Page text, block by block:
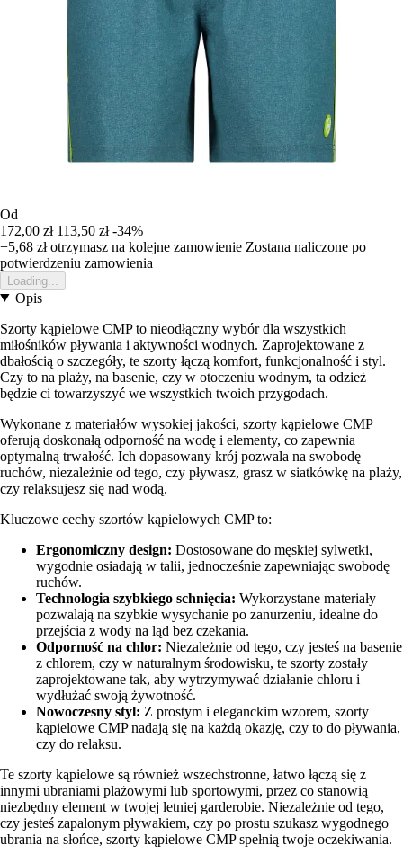
Od
172,00 zł 113,50 zł -34%
+5,68 złotrzymasz na kolejne zamowienie Zostana naliczone po
potwierdzeniu zamowienia
Loading...
Opis
Szorty kąpielowe CMP to nieodłączny wybór dla wszystkich
miłośników pływania i aktywności wodnych. Zaprojektowane z
dbałością o szczegóły, te szorty łączą komfort, funkcjonalność i styl.
Czy to na plaży, na basenie, czy w otoczeniu wodnym, ta odzież
będzie ci towarzyszyć we wszystkich twoich przygodach.
Wykonane z materiałów wysokiej jakości, szorty kąpielowe CMP
oferują doskonałą odporność na wodę i elementy, co zapewnia
optymalną trwałość. Ich dopasowany krój pozwala na swobodę
ruchów, niezależnie od tego, czy pływasz, grasz w siatkówkę na plaży,
czy relaksujesz się nad wodą.
Kluczowe cechy szortów kąpielowych CMP to:
Ergonomiczny design: Dostosowane do męskiej sylwetki,
wygodnie osiadają w talii, jednocześnie zapewniając swobodę
ruchów.
Technologia szybkiego schnięcia: Wykorzystane materiały
pozwalają na szybkie wysychanie po zanurzeniu, idealne do
przejścia z wody na ląd bez czekania.
Odporność na chlor: Niezależnie od tego, czy jesteś na basenie
z chlorem, czy w naturalnym środowisku, te szorty zostały
zaprojektowane tak, aby wytrzymywać działanie chloru i
wydłużać swoją żywotność.
Nowoczesny styl: Z prostym i eleganckim wzorem, szorty
kąpielowe CMP nadają się na każdą okazję, czy to do pływania,
czy do relaksu.
Te szorty kąpielowe są również wszechstronne, łatwo łączą się z
innymi ubraniami plażowymi lub sportowymi, przez co stanowią
niezbędny element w twojej letniej garderobie. Niezależnie od tego,
czy jesteś zapalonym pływakiem, czy po prostu szukasz wygodnego
ubrania na słońce, szorty kąpielowe CMP spełnią twoje oczekiwania.